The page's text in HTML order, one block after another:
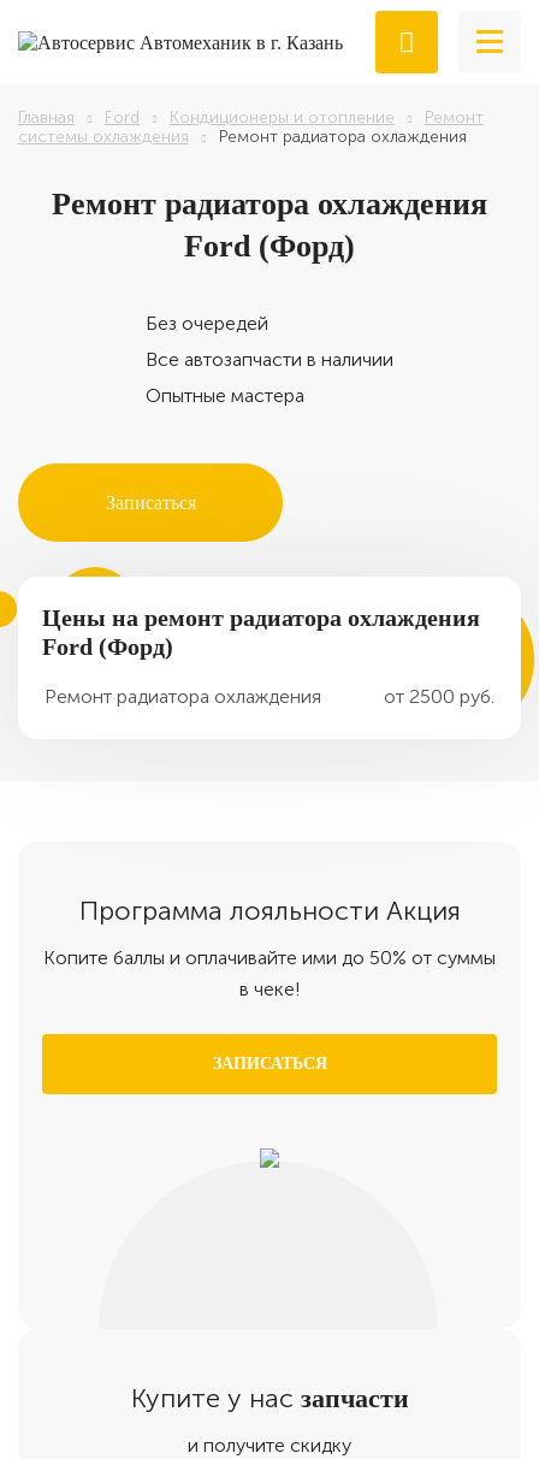
Главная Ford Кондиционеры и отопление
Ремонт
системы охлаждения
Ремонт радиатора охлаждения
Ремонт радиатора охлаждения
Ford (Форд)
Без очередей
Все автозапчасти в наличии
Опытные мастера
Записаться
Цены на ремонт радиатора охлаждения
Ford (Форд)
Ремонт радиатора охлаждения от 2500 руб.
Программа лояльности Акция
Копите баллы и оплачивайте ими до 50% от суммы
в чеке!
ЗАПИСАТЬСЯ
Купите у нас запчасти
и получите скидку